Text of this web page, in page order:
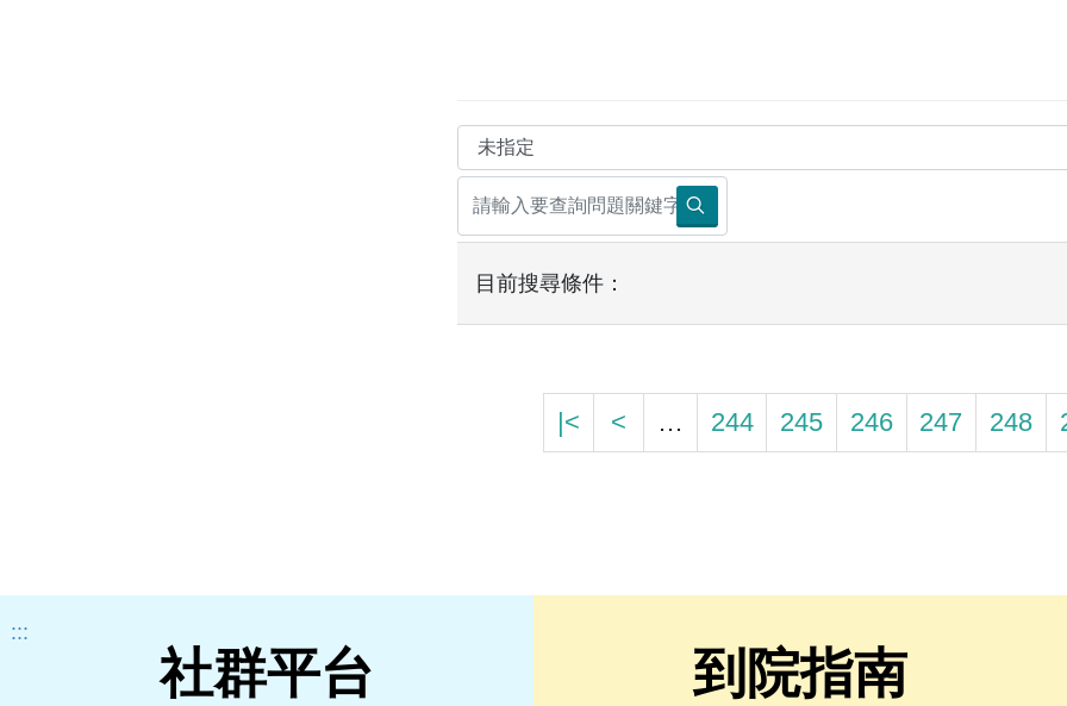
目前搜尋條件：
|< < … 244 245 246 247 248
:::
社群平台 到院指南